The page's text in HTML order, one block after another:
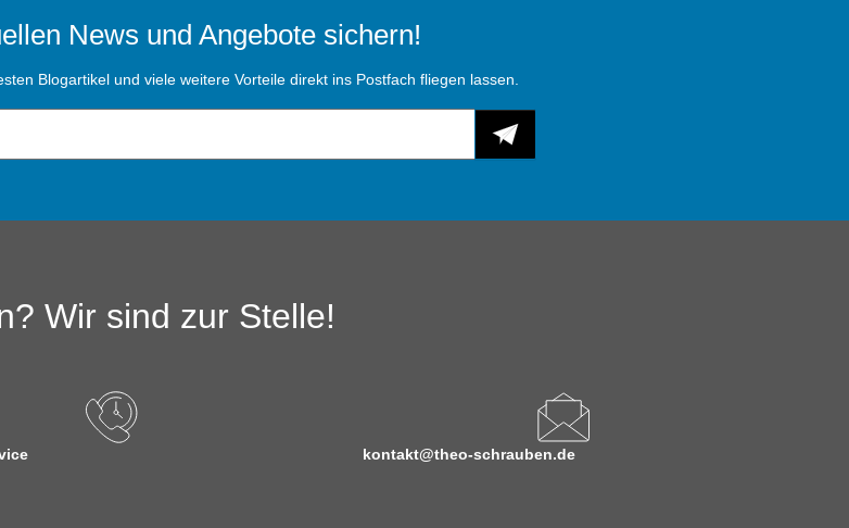
News und Angebote sichern!
Blogartikel und viele weitere Vorteile direkt ins Postfach fliegen lassen.
Wir sind zur Stelle!
kontakt@theo-schrauben.de